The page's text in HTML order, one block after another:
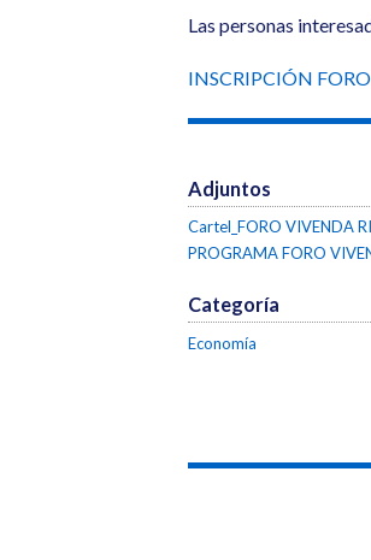
Las personas
INSCRIPCIÓN
Adjuntos
Cartel_FORO VIVENDA
PROGRAMA FORO
Categoría
Economía